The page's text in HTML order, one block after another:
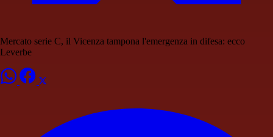
Mercato serie C, il Vicenza tampona l'emergenza in difesa: ecco
Leverbe